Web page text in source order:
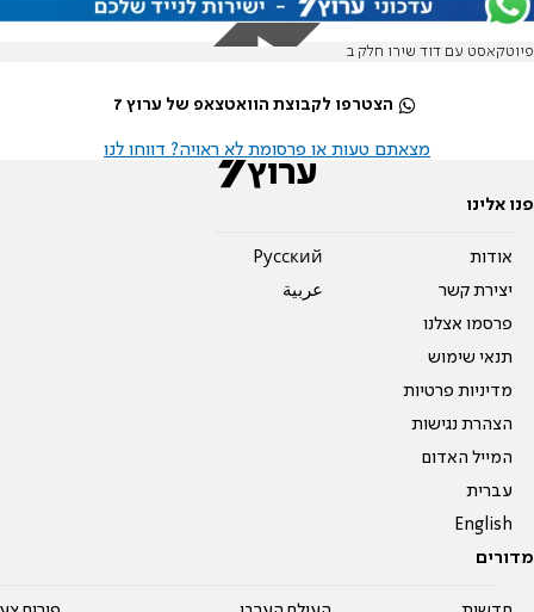
פיוטקאסט עם דוד שירו חלק ב
הצטרפו לקבוצת הוואטצאפ של ערוץ 7
מצאתם טעות או פרסומת לא ראויה? דווחו לנו
פנו אלינו
אודות
יצירת קשר
פרסמו אצלנו
תנאי שימוש
מדיניות פרטיות
הצהרת נגישות
המייל האדום
עברית
English
Pусский
عربية
מדורים